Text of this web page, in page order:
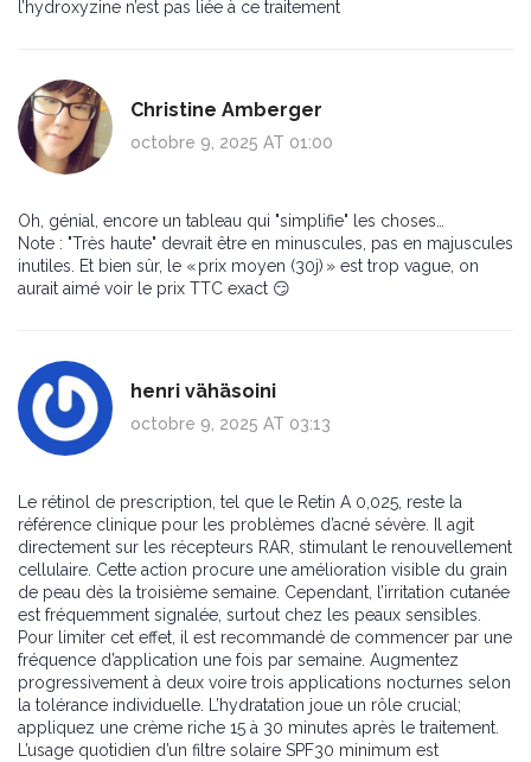
l’hydroxyzine n’est pas liée à ce traitement
Christine Amberger
octobre 9, 2025 AT 01:00
Oh, génial, encore un tableau qui "simplifie" les choses…
Note : "Très haute" devrait être en minuscules, pas en majuscules
inutiles. Et bien sûr, le « prix moyen (30j) » est trop vague, on
aurait aimé voir le prix TTC exact 😏
henri vähäsoini
octobre 9, 2025 AT 03:13
Le rétinol de prescription, tel que le Retin A 0,025, reste la
référence clinique pour les problèmes d’acné sévère. Il agit
directement sur les récepteurs RAR, stimulant le renouvellement
cellulaire. Cette action procure une amélioration visible du grain
de peau dès la troisième semaine. Cependant, l’irritation cutanée
est fréquemment signalée, surtout chez les peaux sensibles.
Pour limiter cet effet, il est recommandé de commencer par une
fréquence d’application une fois par semaine. Augmentez
progressivement à deux voire trois applications nocturnes selon
la tolérance individuelle. L’hydratation joue un rôle crucial;
appliquez une crème riche 15 à 30 minutes après le traitement.
L’usage quotidien d’un filtre solaire SPF30 minimum est